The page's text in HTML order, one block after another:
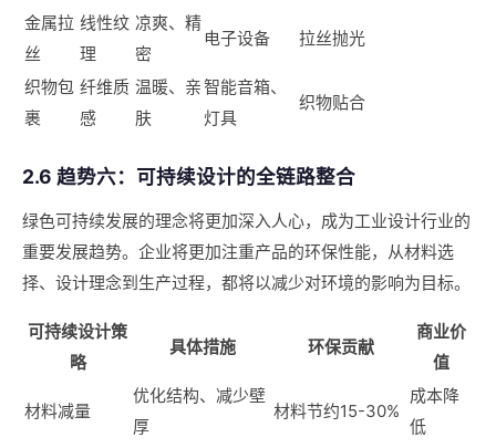
金属拉
丝
线性纹
理
凉爽、精
密
电子设备 拉丝抛光
织物包
裹
纤维质
感
温暖、亲
肤
智能音箱、
灯具
织物贴合
2.6 趋势六：可持续设计的全链路整合
绿色可持续发展的理念将更加深入人心，成为工业设计行业的
重要发展趋势。企业将更加注重产品的环保性能，从材料选
择、设计理念到生产过程，都将以减少对环境的影响为目标。
可持续设计策
略
具体措施 环保贡献
商业价
值
材料减量
优化结构、减少壁
厚
材料节约15-30%
成本降
低